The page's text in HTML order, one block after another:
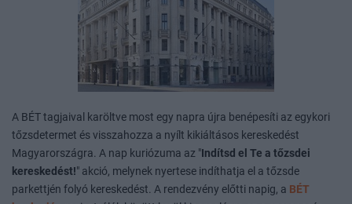
A BÉT tagjaival karöltve most egy napra újra benépesíti az egykori
tőzsdetermet és visszahozza a nyílt kikiáltásos kereskedést
Magyarországra. A nap kuriózuma az "Indítsd el Te a tőzsdei
kereskedést!" akció, melynek nyertese indíthatja el a tőzsde
parkettjén folyó kereskedést. A rendezvény előtti napig, a BÉT